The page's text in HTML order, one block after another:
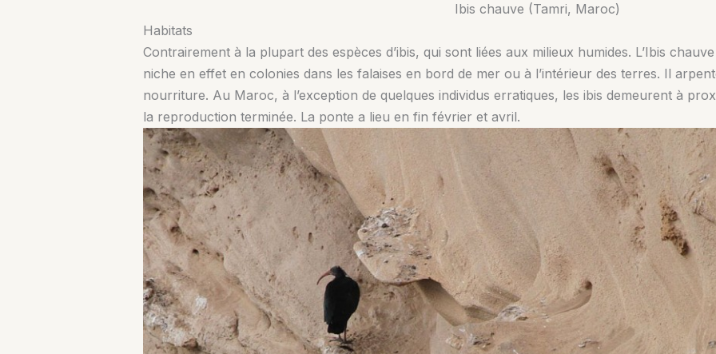
Ibis chauve (Tamri, Maroc)
Habitats
Contrairement à la plupart des espèces d’ibis, qui sont liées aux milieux humides. L’Ibis
niche en effet en colonies dans les falaises en bord de mer ou à l’intérieur des terres. Il
nourriture. Au Maroc, à l’exception de quelques individus erratiques, les ibis demeurent à
la reproduction terminée. La ponte a lieu en fin février et avril.